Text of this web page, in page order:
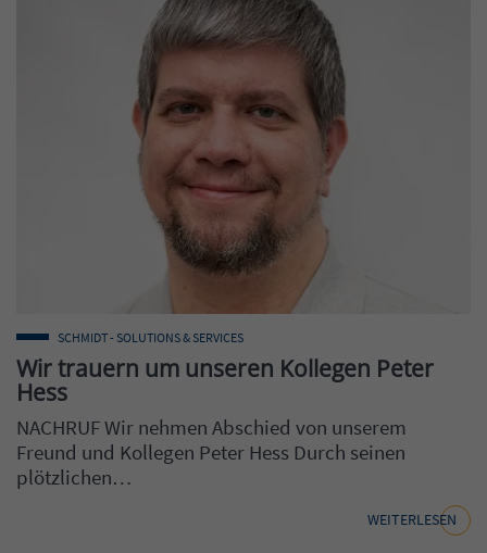
Wir trauern um unseren Kollegen Peter
Hess
SCHMIDT - SOLUTIONS & SERVICES
NACHRUF Wir nehmen Abschied von unserem
Freund und Kollegen Peter Hess Durch seinen
plötzlichen…
WEITERLESEN